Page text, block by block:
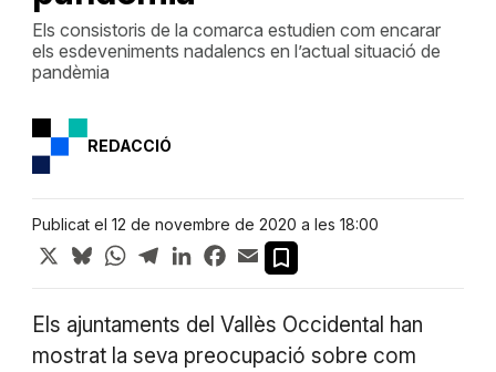
Els consistoris de la comarca estudien com encarar
els esdeveniments nadalencs en l’actual situació de
pandèmia
REDACCIÓ
Publicat el 12 de novembre de 2020 a les 18:00
X BlueskyWhatsApp
TelegramLinkedInFacebook
Email
Els ajuntaments del Vallès Occidental han
mostrat la seva preocupació sobre com